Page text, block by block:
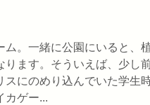
。一緒に公園にいると、
ます。そういえば、少し
にのめり込んでいた学生
カゲー...